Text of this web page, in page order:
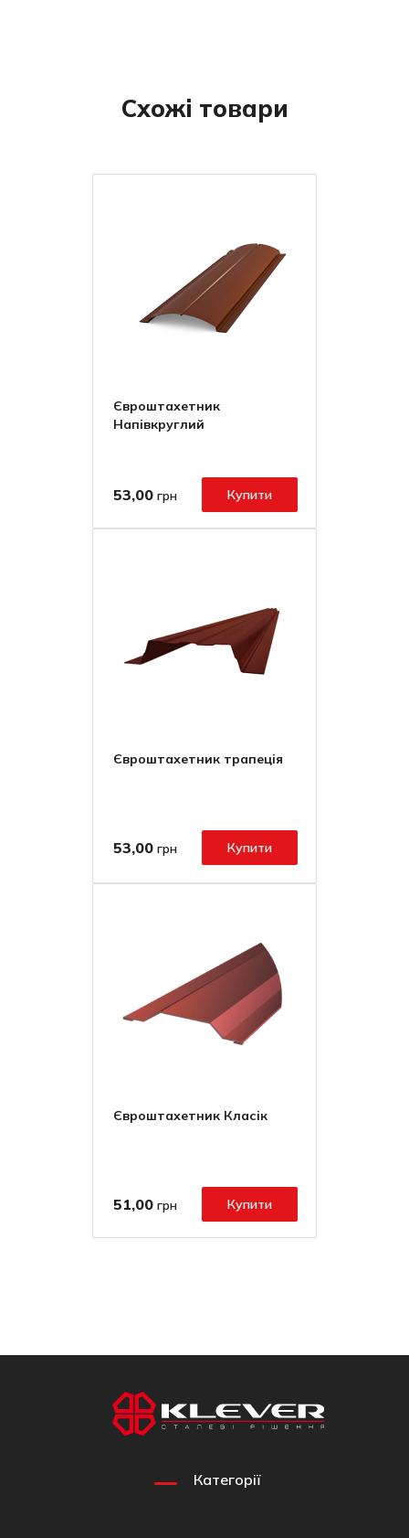
Схожі товари
Євроштахетник
Напівкруглий
53,00 грн Купити
Євроштахетник трапеція
53,00 грн Купити
Євроштахетник Класік
51,00 грн Купити
Категорії